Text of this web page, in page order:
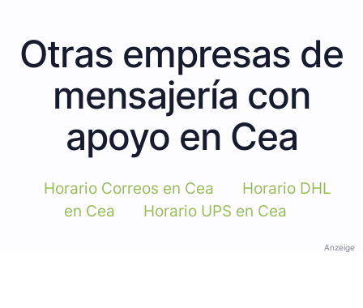
Otras empresas de
mensajería con
apoyo en Cea
Horario Correos en Cea
Horario DHL
en Cea
Horario UPS en Cea
Anzeige